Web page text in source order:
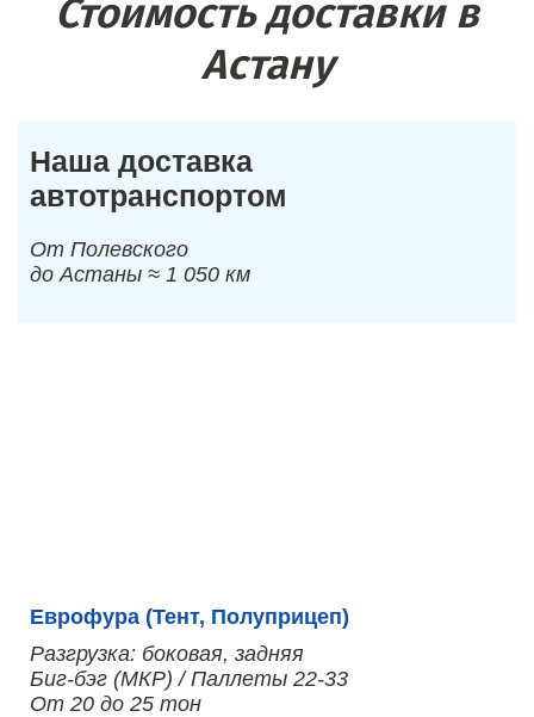
Стоимость доставки в
Астану
Наша доставка
автотранспортом
От Полевского
до Астаны ≈ 1 050 км
Еврофура (Тент, Полуприцеп)
Разгрузка: боковая, задняя
Биг-бэг (МКР) / Паллеты 22-33
От 20 до 25 тон